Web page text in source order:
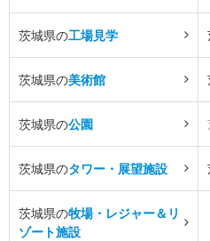
茨城県の工場見学
茨城県の美術館
茨城県の公園
茨城県のタワー・展望施設
茨城県の牧場・レジャー＆リ
ゾート施設